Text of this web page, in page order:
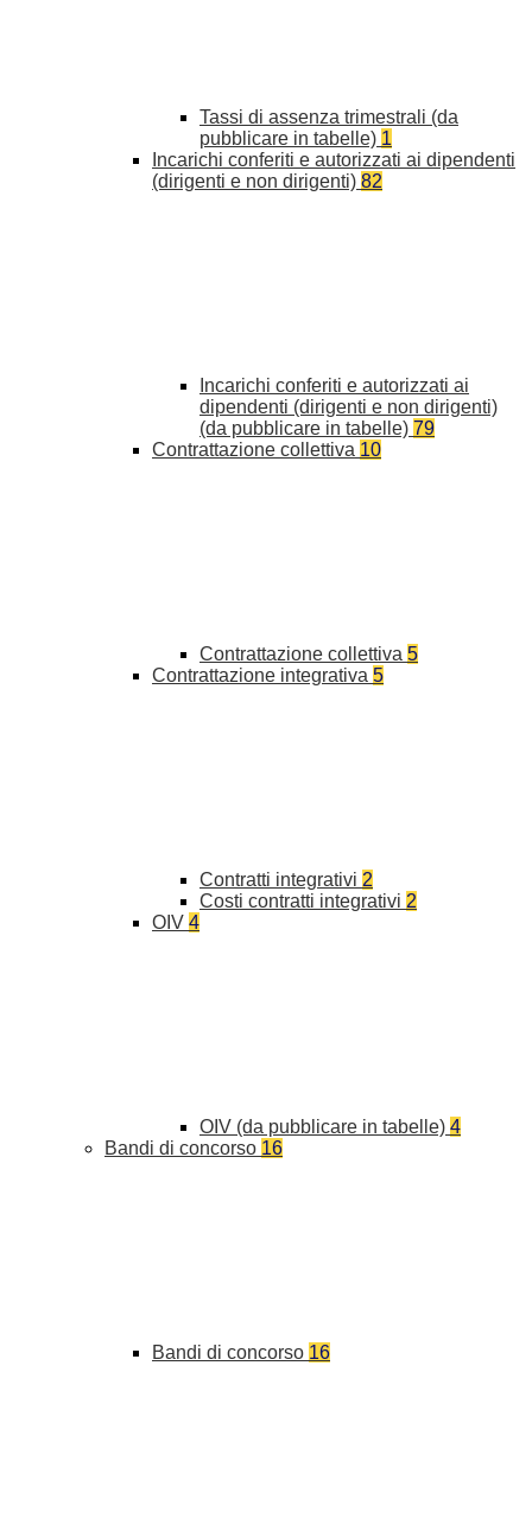
Tassi di assenza trimestrali (da
pubblicare in tabelle) 1
Incarichi conferiti e autorizzati ai dipendenti
(dirigenti e non dirigenti) 82
Incarichi conferiti e autorizzati ai
dipendenti (dirigenti e non dirigenti)
(da pubblicare in tabelle) 79
Contrattazione collettiva 10
Contrattazione collettiva 5
Contrattazione integrativa 5
Contratti integrativi 2
Costi contratti integrativi 2
OIV 4
OIV (da pubblicare in tabelle) 4
Bandi di concorso 16
Bandi di concorso 16